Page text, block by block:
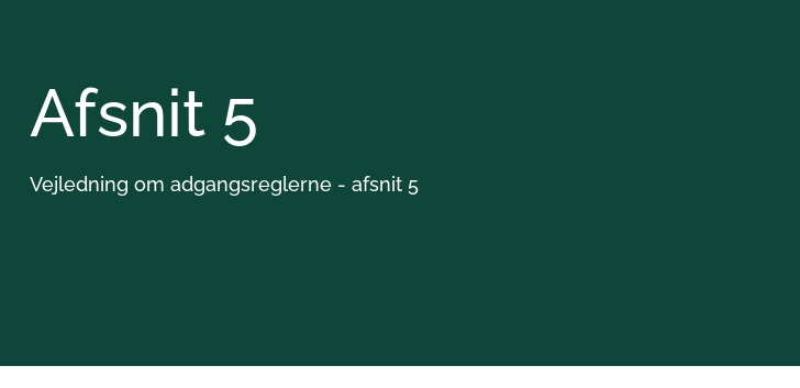
Afsnit 5
Vejledning om adgangsreglerne - afsnit 5